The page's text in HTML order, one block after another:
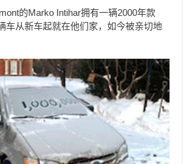
的Marko Intihar拥有一辆2000年款
车从新车起就在他们家，如今被亲切地